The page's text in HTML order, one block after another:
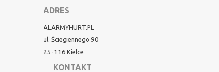
ADRES
ALARMYHURT.PL
ul. Ściegiennego 90
25-116 Kielce
KONTAKT